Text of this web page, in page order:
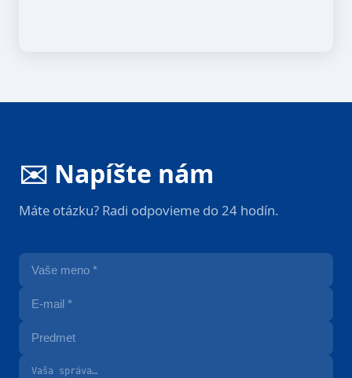
✉️ Napíšte nám
Máte otázku? Radi odpovieme do 24 hodín.